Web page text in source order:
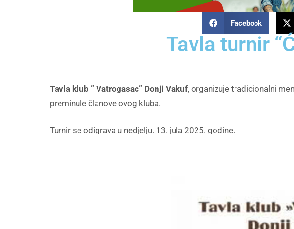
Facebook
Tavla turnir
Tavla klub ” Vatrogasac” Donji Vakuf, organizuje tradicionalni
preminule članove ovog kluba.
Turnir se odigrava u nedjelju. 13. jula 2025. godine.